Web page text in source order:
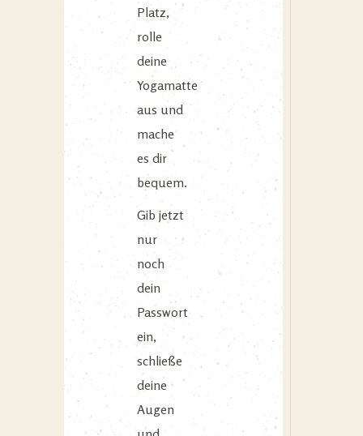
Platz,
rolle
deine
Yogamatte
aus und
mache
es dir
bequem.
Gib jetzt
nur
noch
dein
Passwort
ein,
schließe
deine
Augen